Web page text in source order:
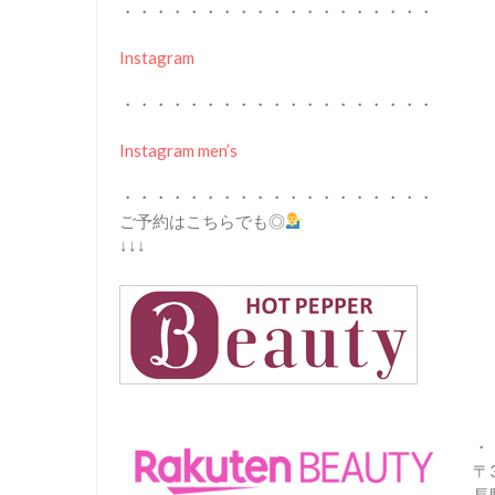
・・・・・・・・・・・・・・・・・・・
Instagram
・・・・・・・・・・・・・・・・・・・
Instagram men’s
・・・・・・・・・・・・・・・・・・・
ご予約はこちらでも◎
↓↓↓
〒